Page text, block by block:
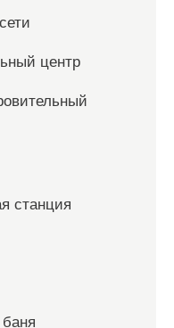
центр
станция
баня